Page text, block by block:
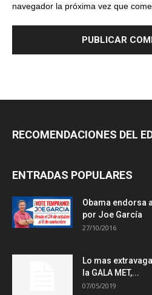
navegador la próxima vez que
RECOMENDACIONES DEL
ENTRADAS POPULARES
Obama endorsa
por Joe García
27/10/2016
Lo mas
la GALA MET,...
07/05/2019